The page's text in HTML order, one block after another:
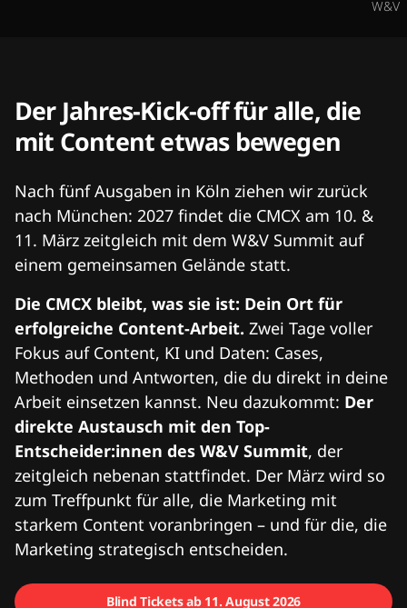
W&V
Der Jahres-Kick-off für alle, die
mit Content etwas bewegen
Nach fünf Ausgaben in Köln ziehen wir zurück
nach München: 2027 findet die CMCX am 10. &
11. März zeitgleich mit dem W&V Summit auf
einem gemeinsamen Gelände statt.
Die CMCX bleibt, was sie ist: Dein Ort für
erfolgreiche Content-Arbeit. Zwei Tage voller
Fokus auf Content, KI und Daten: Cases,
Methoden und Antworten, die du direkt in deine
Arbeit einsetzen kannst. Neu dazukommt: Der
direkte Austausch mit den Top-
Entscheider:innen des W&V Summit, der
zeitgleich nebenan stattfindet. Der März wird so
zum Treffpunkt für alle, die Marketing mit
starkem Content voranbringen – und für die, die
Marketing strategisch entscheiden.
Blind Tickets ab 11. August 2026